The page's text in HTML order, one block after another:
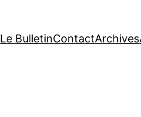
Le BulletinContactArchives